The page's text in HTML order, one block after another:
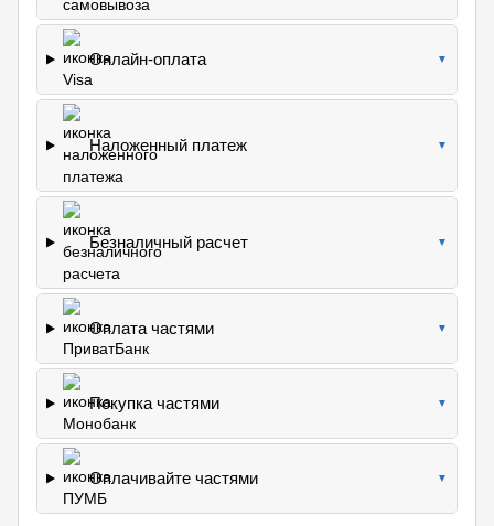
Онлайн-оплата ▼
Наложенный платеж ▼
Безналичный расчет ▼
Оплата частями ▼
Покупка частями ▼
Оплачивайте частями ▼